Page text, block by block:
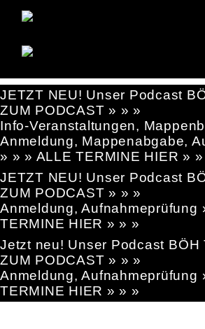
JETZT NEU! Unser Podcast
ZUM PODCAST » » »
Info-Veranstaltungen,
Anmeldung, Mappenabgabe,
» » » ALLE TERMINE HIER » »
JETZT NEU! Unser Podcast
ZUM PODCAST » » »
Anmeldung, Aufnahmeprüfung
TERMINE HIER » » »
Jetzt neu! Unser Podcast BÖH
ZUM PODCAST » » »
Anmeldung, Aufnahmeprüfung
TERMINE HIER » » »